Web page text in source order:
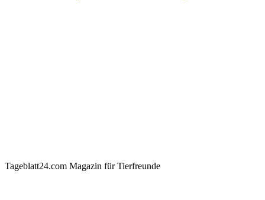
Tageblatt24.com Magazin für Tierfreunde